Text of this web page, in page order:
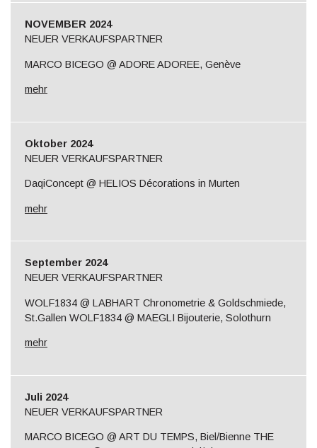
NOVEMBER 2024
NEUER VERKAUFSPARTNER
MARCO BICEGO @ ADORE ADOREE, Genève
mehr
Oktober 2024
NEUER VERKAUFSPARTNER
DaqiConcept @ HELIOS Décorations in Murten
mehr
September 2024
NEUER VERKAUFSPARTNER
WOLF1834 @ LABHART Chronometrie & Goldschmiede,
St.Gallen WOLF1834 @ MAEGLI Bijouterie, Solothurn
mehr
Juli 2024
NEUER VERKAUFSPARTNER
MARCO BICEGO @ ART DU TEMPS, Biel/Bienne THE